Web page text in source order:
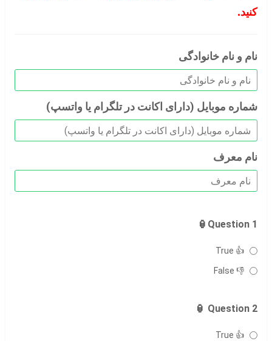
کنید.
نام و نام خانوادگی
شماره موبایل (دارای اکانت در تلگرام یا واتسپ)
نام معرف
Question 1🏮
👍 True
👎 False
Question 2 🏮
👍 True